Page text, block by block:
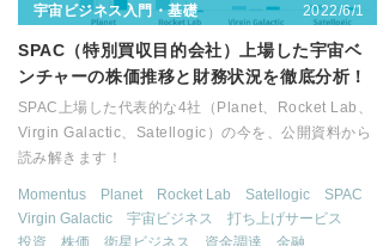
宇宙ビジネス入門・基礎 2022/6/1
SPAC（特別買収目的会社）上場した宇宙ベ
ンチャーの株価推移と財務状況を徹底分析！
SPAC上場した代表的な4社（Planet、Rocket Lab、
Virgin Galactic、Satellogic）の今を、公開資料から
読み解きます！
Momentus Planet Rocket Lab Satellogic
SPAC
Virgin Galactic
宇宙ビジネス
打ち上げサービス
投資
株価 衛星ビジネス 資金調達 金融